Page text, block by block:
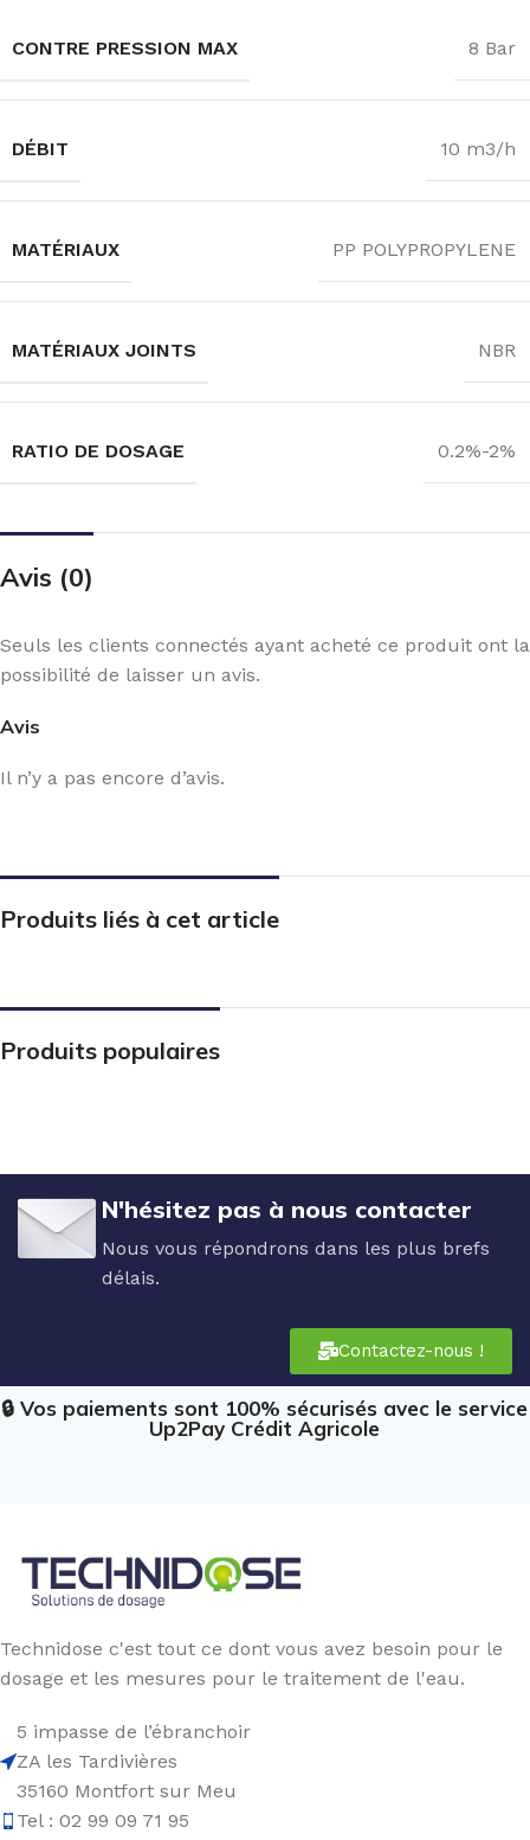
CONTRE PRESSION MAX 8 Bar
DÉBIT 10 m3/h
MATÉRIAUX PP POLYPROPYLENE
MATÉRIAUX JOINTS NBR
RATIO DE DOSAGE 0.2%-2%
Avis (0)
Avis
Il n’y a pas encore d’avis.
Seuls les clients connectés ayant acheté ce produit ont la
possibilité de laisser un avis.
Produits liés à cet article
Produits populaires
N'hésitez pas à nous contacter
Nous vous répondrons dans les plus brefs
délais.
Contactez-nous !
🔒 Vos paiements sont 100% sécurisés avec le service
Up2Pay Crédit Agricole
Technidose c'est tout ce dont vous avez besoin pour le
dosage et les mesures pour le traitement de l'eau.
5 impasse de l’ébranchoir
ZA les Tardivières
35160 Montfort sur Meu
Tel : 02 99 09 71 95